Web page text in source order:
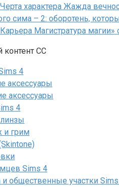
характера Жажда
сима – 2: оборотень,
Магистратура магии»
контент СС
4
аксессуары
аксессуары
4
линзы
и грим
Sims 4
общественные участки